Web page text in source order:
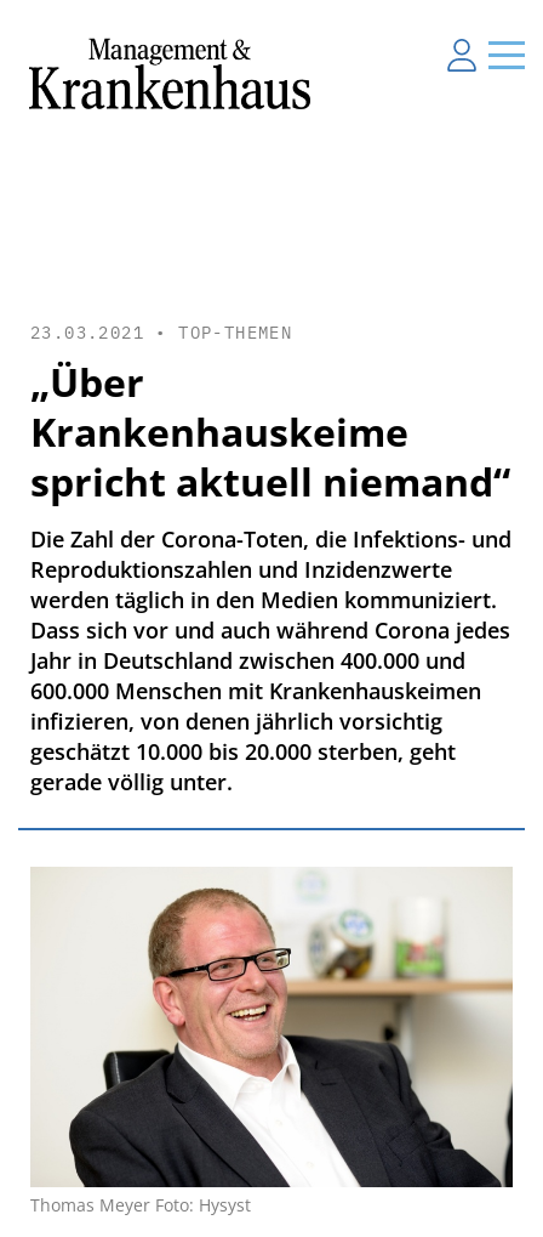
23.03.2021 •TOP-THEMEN
„Über
Krankenhauskeime
spricht aktuell niemand“
Die Zahl der Corona-Toten, die Infektions- und
Reproduktionszahlen und Inzidenzwerte
werden täglich in den Medien kommuniziert.
Dass sich vor und auch während Corona jedes
Jahr in Deutschland zwischen 400.000 und
600.000 Menschen mit Krankenhauskeimen
infizieren, von denen jährlich vorsichtig
geschätzt 10.000 bis 20.000 sterben, geht
gerade völlig unter.
Thomas Meyer Foto: Hysyst